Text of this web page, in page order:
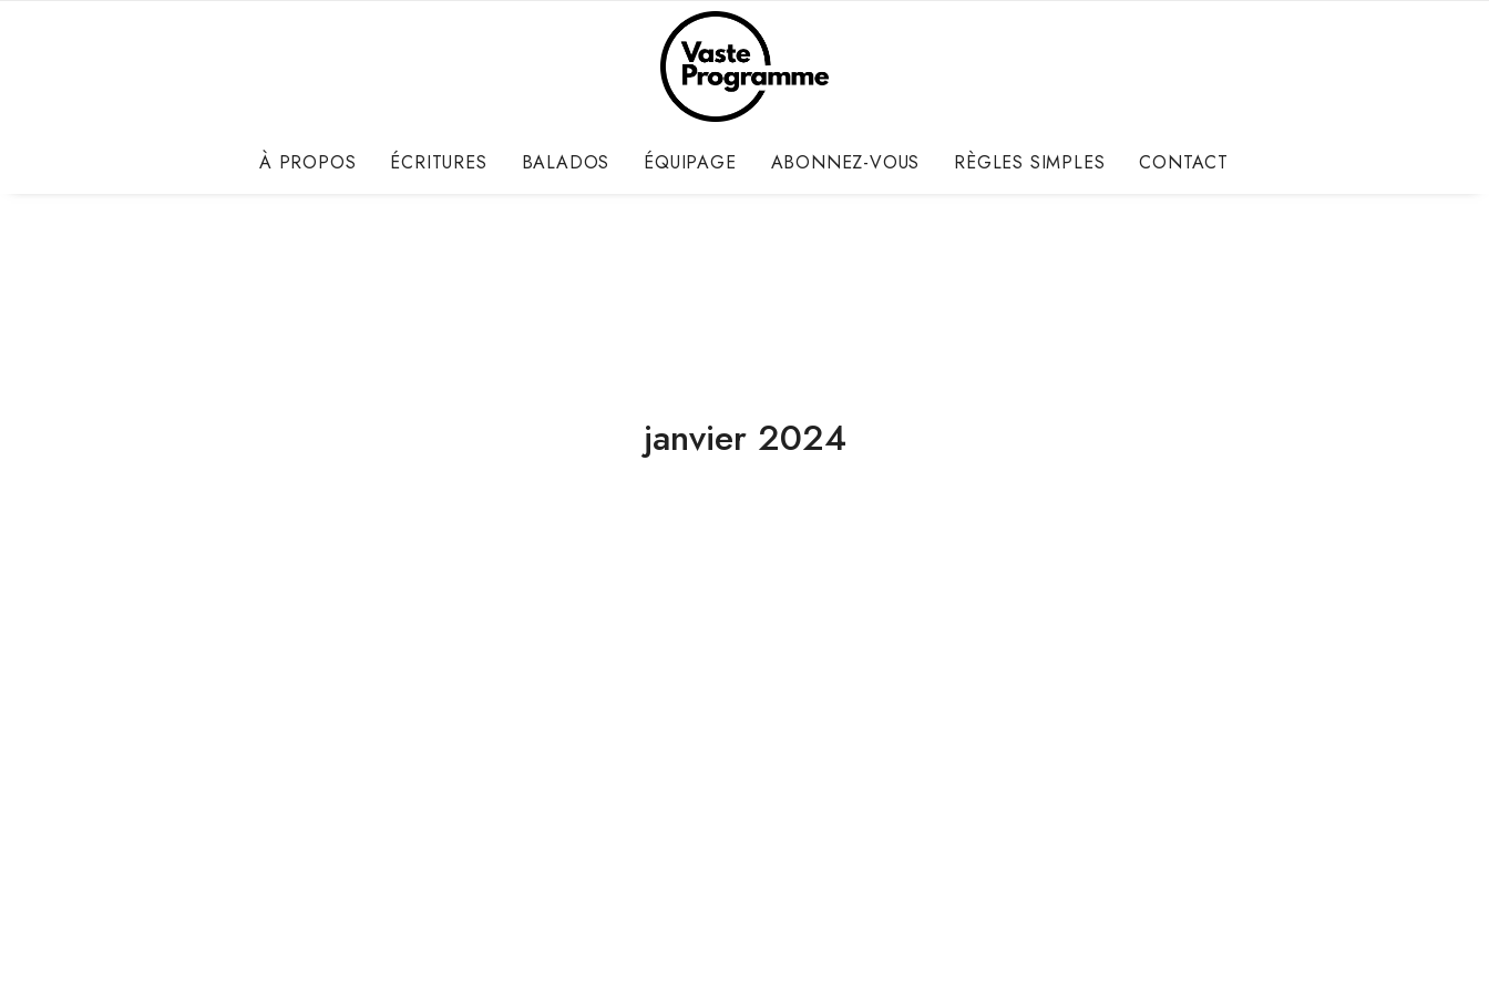
À PROPOS ÉCRITURES BALADOS ÉQUIPAGE ABONNEZ-VOUS RÈGLES SIMPLES CONTACT
janvier 2024